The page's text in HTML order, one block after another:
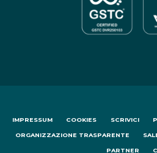
IMPRESSUM COOKIES SCRIVICI
ORGANIZZAZIONE TRASPARENTE
PARTNER